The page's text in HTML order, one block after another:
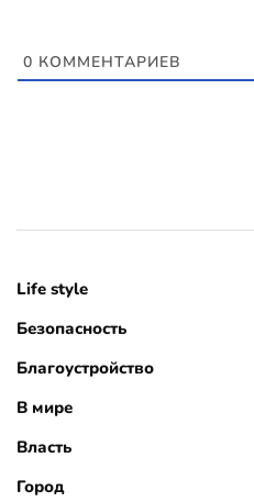
0 КОММЕНТАРИЕВ
Life style
Безопасность
Благоустройство
В мире
Власть
Город